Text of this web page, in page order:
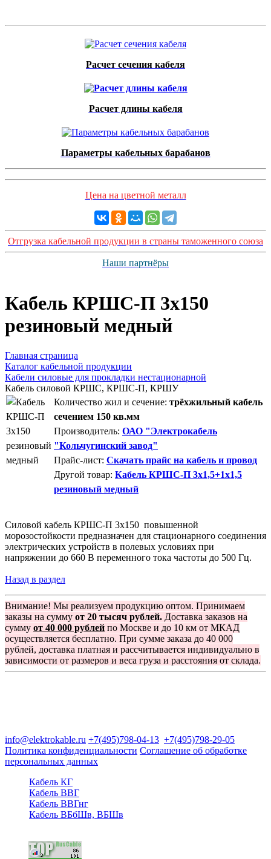
Расчет сечения кабеля
Расчет длины кабеля
Параметры кабельных барабанов
Цена на цветной металл
Отгрузка кабельной продукции в страны таможенного союза
Наши партнёры
Кабель КРШС-П 3x150
резиновый медный
Главная страница
Каталог кабельной продукции
Кабели силовые для прокладки нестационарной
Кабель силовой КРШС, КРШС-П, КРШУ
Количество жил и сечение: трёхжильный кабель
сечением 150 кв.мм
Производитель: ОАО "Электрокабель
"Кольчугинский завод"
Прайс-лист: Скачать прайс на кабель и провод
Другой товар: Кабель КРШС-П 3х1,5+1х1,5
резиновый медный
Силовой кабель КРШС-П 3x150 повышенной
морозостойкости предназначен для стационарного соединения
электрических устройств в полевых условиях при
напряжении до 660 В переменного тока частоты до 500 Гц.
Назад в раздел
Внимание! Мы реализуем продукцию оптом. Принимаем
заказы на сумму от 20 тысяч рублей. Доставка заказов на
сумму от 40 000 рублей по Москве и до 10 км от МКАД
осуществляется бесплатно. При сумме заказа до 40 000
рублей, доставка платная и рассчитывается индивидуально в
зависимости от размеров и веса груза и расстояния от склада.
info@elektrokable.ru +7(495)798-04-13 +7(495)798-29-05
Политика конфиденциальности Соглашение об обработке
персональных данных
Кабель КГ
Кабель ВВГ
Кабель ВВГнг
Кабель ВБбШв, ВБШв